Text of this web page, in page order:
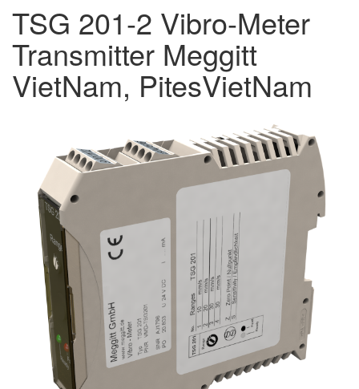
TSG 201-2 Vibro-Meter
Transmitter Meggitt
VietNam, PitesVietNam